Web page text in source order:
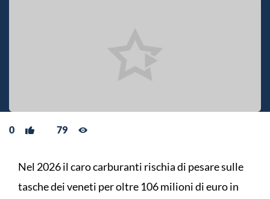
0 79
Nel 2026 il caro carburanti rischia di pesare sulle
tasche dei veneti per oltre 106 milioni di euro in